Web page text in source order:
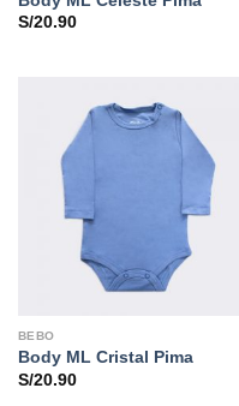
S/20.90
BEBO
Body ML Cristal Pima
S/20.90